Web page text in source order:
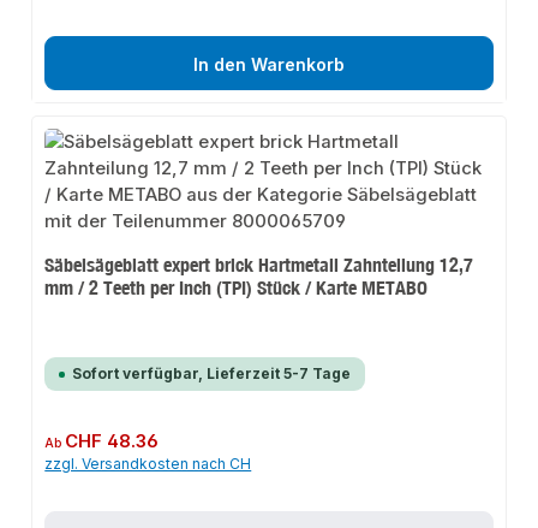
In den Warenkorb
Säbelsägeblatt expert brick Hartmetall Zahnteilung 12,7
mm / 2 Teeth per Inch (TPI) Stück / Karte METABO
Sofort verfügbar, Lieferzeit 5-7 Tage
Regulärer Preis:
Ab CHF 48.36
zzgl. Versandkosten nach CH